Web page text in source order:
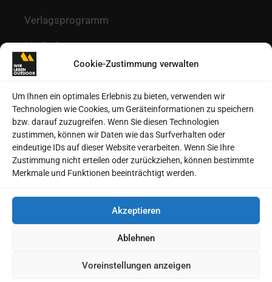
Cookie-Zustimmung verwalten
Um Ihnen ein optimales Erlebnis zu bieten, verwenden wir
Technologien wie Cookies, um Geräteinformationen zu speichern
bzw. darauf zuzugreifen. Wenn Sie diesen Technologien
zustimmen, können wir Daten wie das Surfverhalten oder
eindeutige IDs auf dieser Website verarbeiten. Wenn Sie Ihre
Zustimmung nicht erteilen oder zurückziehen, können bestimmte
Merkmale und Funktionen beeinträchtigt werden.
Akzeptieren
Ablehnen
Voreinstellungen anzeigen
Verlagsprogramm
Mediadaten
Redaktion
Kontakt
Autoren
Datenschutz
Impressum
Heftarchive
Cookie-Richtlinie (EU)